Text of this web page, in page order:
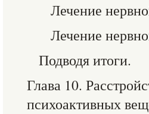
Лечение
Лечение
Подводя итоги.
Глава 10.
психоактивных